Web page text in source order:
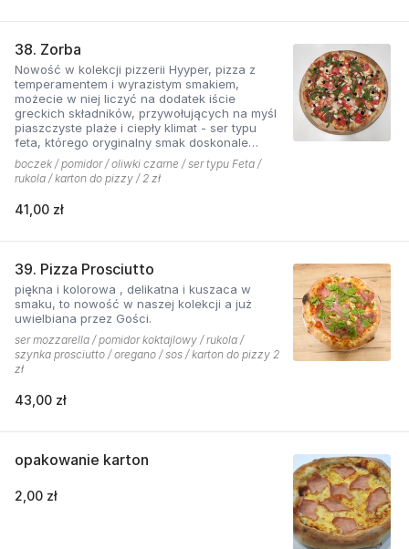
38. Zorba
Nowość w kolekcji pizzerii Hyyper, pizza z
temperamentem i wyrazistym smakiem,
możecie w niej liczyć na dodatek iście
greckich składników, przywołujących na myśl
piaszczyste plaże i ciepły klimat - ser typu
feta, którego oryginalny smak doskonale
współgra z przypieczoną czerwoną cebulką,
a także oliwki czarne, które nadają pizzy
wyjątkowo greckiego charakteru, wszystko to
grillowanego boczku. Jest to pizza dla
boją się poznawać nowych połączeń.
boczek / pomidor / oliwki czarne / ser typu Feta /
rukola / karton do pizzy / 2 zł
41,00 zł
39. Pizza Prosciutto
piękna i kolorowa , delikatna i kuszaca w
smaku, to nowość w naszej kolekcji a już
uwielbiana przez Gości.
ser mozzarella / pomidor koktajlowy / rukola /
szynka prosciutto / oregano / sos / karton do pizzy 2
zł
43,00 zł
opakowanie karton
2,00 zł